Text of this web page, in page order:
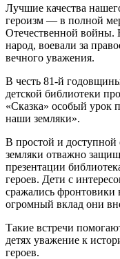
Лучшие качества
героизм — в полной
Отечественной войны.
народ, воевали за
вечного уважения.
В честь 81-й
детской библиотеки
«Сказка» особый урок
наши земляки».
В простой и доступной
земляки отважно
презентации
героев. Дети с
сражались фронтовики
огромный вклад они
Такие встречи
детях уважение к
героев.